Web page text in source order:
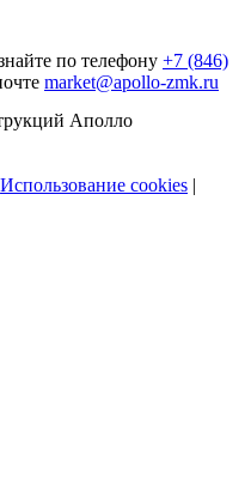
по телефону +7 (846)
market@apollo-zmk.ru
Аполло
Использование cookies |